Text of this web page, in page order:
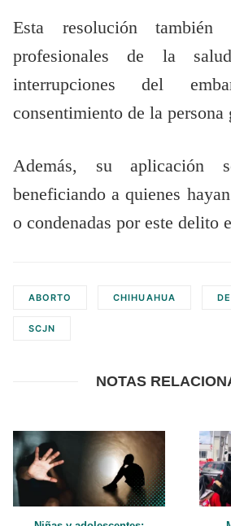
Esta resolución
profesionales de la
interrupciones del
consentimiento de la persona
Además, su aplicación
beneficiando a quienes
o condenadas por este delito
ABORTO CHIHUAHUA
SCJN
NOTAS